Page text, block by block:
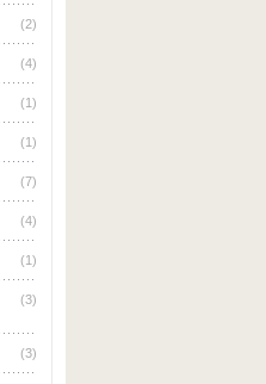
(2)
(4)
(1)
(1)
(7)
(4)
(1)
(3)
(3)